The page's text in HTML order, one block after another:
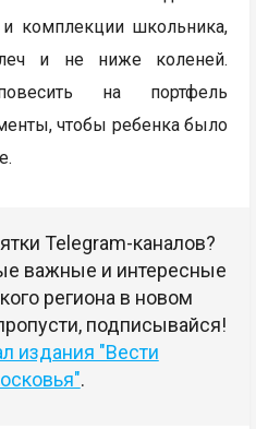
и комплекции школьника,
и не ниже коленей.
на портфель
чтобы ребенка было
Telegram-каналов?
важные и интересные
региона в новом
подписывайся!
издания "Вести
.